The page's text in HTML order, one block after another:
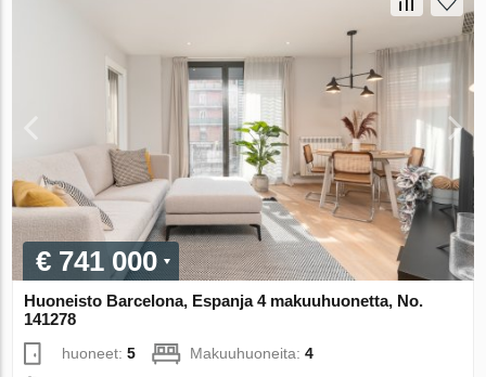
€ 741 000
Huoneisto Barcelona, Espanja 4 makuuhuonetta, No.
141278
huoneet:5 Makuuhuoneita:4